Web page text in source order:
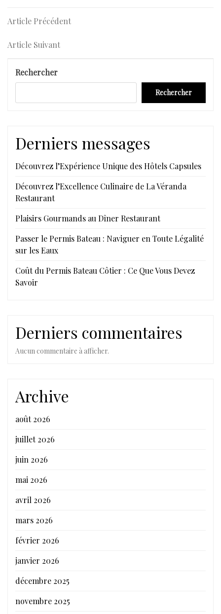
Navigation
de
Article
Article Précédent
Article
Article Suivant
Rechercher
Rechercher
Derniers messages
Découvrez l’Expérience Unique des Hôtels Capsules
Découvrez l’Excellence Culinaire de La Véranda
Restaurant
Plaisirs Gourmands au Dîner Restaurant
Passer le Permis Bateau : Naviguer en Toute Légalité
sur les Eaux
Coût du Permis Bateau Côtier : Ce Que Vous Devez
Savoir
Derniers commentaires
Aucun commentaire à afficher.
Archive
août 2026
juillet 2026
juin 2026
mai 2026
avril 2026
mars 2026
février 2026
janvier 2026
décembre 2025
novembre 2025